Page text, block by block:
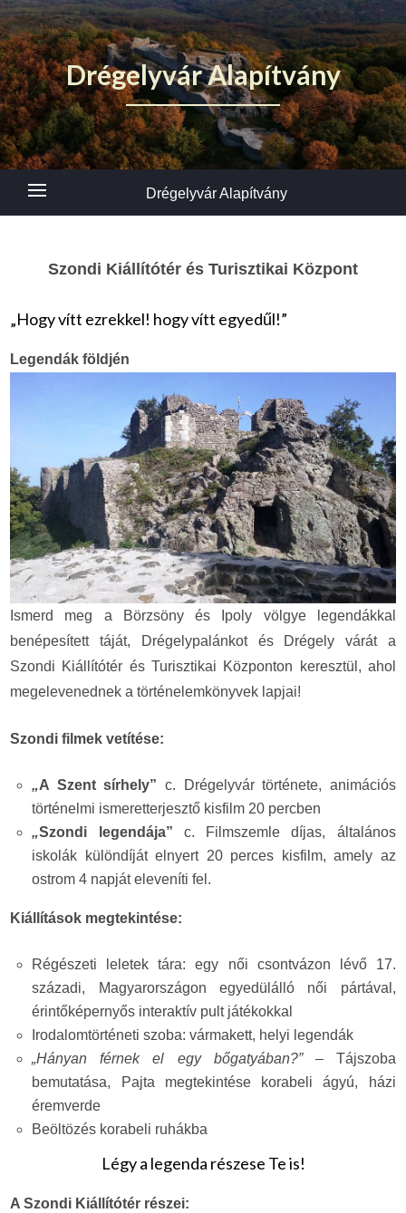
Drégelyvár Alapítvány
Drégelyvár Alapítvány
Szondi Kiállítótér és Turisztikai Központ
„Hogy vítt ezrekkel! hogy vítt egyedűl!”
Legendák földjén
Ismerd meg a Börzsöny és Ipoly völgye legendákkal
benépesített táját, Drégelypalánkot és Drégely várát a
Szondi Kiállítótér és Turisztikai Központon keresztül, ahol
megelevenednek a történelemkönyvek lapjai!
Szondi filmek vetítése:
„A Szent sírhely” c. Drégelyvár története, animációs
történelmi ismeretterjesztő kisfilm 20 percben
„Szondi legendája” c. Filmszemle díjas, általános
iskolák különdíját elnyert 20 perces kisfilm, amely az
ostrom 4 napját eleveníti fel.
Kiállítások megtekintése:
Régészeti leletek tára: egy női csontvázon lévő 17.
századi, Magyarországon egyedülálló női pártával,
érintőképernyős interaktív pult játékokkal
Irodalomtörténeti szoba: vármakett, helyi legendák
„Hányan férnek el egy bőgatyában?”– Tájszoba
bemutatása, Pajta megtekintése korabeli ágyú, házi
éremverde
Beöltözés korabeli ruhákba
Légy a legenda részese Te is!
A Szondi Kiállítótér részei: